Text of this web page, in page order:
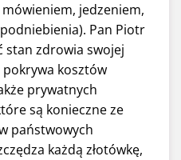
jedzeniem,
Pan Piotr
stan zdrowia swojej
pokrywa kosztów
prywatnych
są konieczne ze
państwowych
każdą złotówkę,